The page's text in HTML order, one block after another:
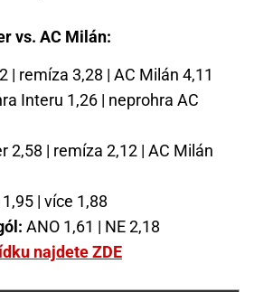
vs. AC Milán:
| remíza 3,28 | AC Milán 4,11
Interu 1,26 | neprohra AC
2,58 | remíza 2,12 | AC Milán
| více 1,88
ANO 1,61 | NE 2,18
najdete ZDE